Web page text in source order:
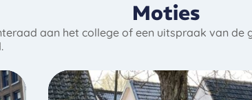
Moties
aan het college of een uitspraak van